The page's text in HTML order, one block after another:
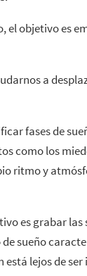
el objetivo es
a
fases de
como los
ritmo y
es grabar
sueño
está lejos de